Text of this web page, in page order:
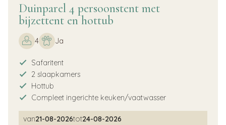
Duinparel 4 persoonstent met
bijzettent en hottub
4 Ja
Safaritent
2 slaapkamers
Hottub
Compleet ingerichte keuken/vaatwasser
van21-08-2026tot24-08-2026